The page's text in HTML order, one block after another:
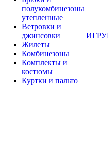
полукомбинезоны
утепленные
Ветровки и
джинсовки
Жилеты
Комбинезоны
Комплекты и
костюмы
Куртки и пальто